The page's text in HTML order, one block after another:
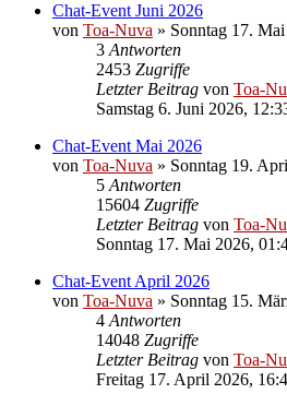
Chat-Event Juni 2026
von Toa-Nuva » Sonntag 17.
3 Antworten
2453 Zugriffe
Letzter Beitrag von Toa-
Samstag 6. Juni 2026,
Chat-Event Mai 2026
von Toa-Nuva » Sonntag 19.
5 Antworten
15604 Zugriffe
Letzter Beitrag von Toa-
Sonntag 17. Mai 2026,
Chat-Event April 2026
von Toa-Nuva » Sonntag 15.
4 Antworten
14048 Zugriffe
Letzter Beitrag von Toa-
Freitag 17. April 2026,